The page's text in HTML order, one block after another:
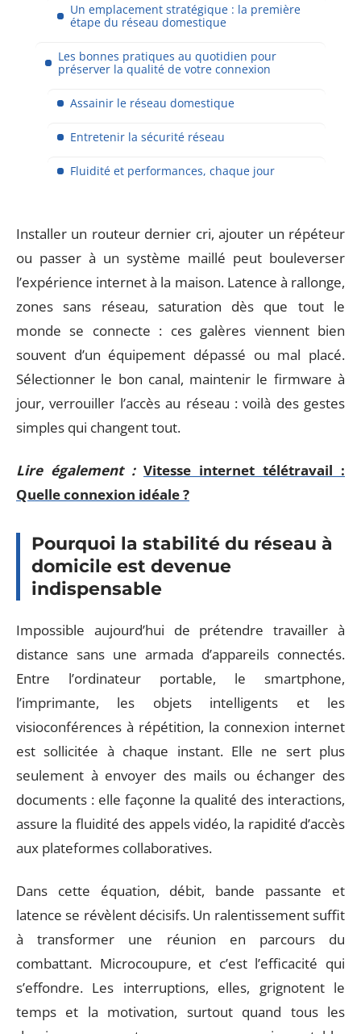
Un emplacement stratégique : la première
étape du réseau domestique
Les bonnes pratiques au quotidien pour
préserver la qualité de votre connexion
Assainir le réseau domestique
Entretenir la sécurité réseau
Fluidité et performances, chaque jour
Installer un routeur dernier cri, ajouter un répéteur
ou passer à un système maillé peut bouleverser
l’expérience internet à la maison. Latence à rallonge,
zones sans réseau, saturation dès que tout le
monde se connecte : ces galères viennent bien
souvent d’un équipement dépassé ou mal placé.
Sélectionner le bon canal, maintenir le firmware à
jour, verrouiller l’accès au réseau : voilà des gestes
simples qui changent tout.
Lire également : Vitesse internet télétravail :
Quelle connexion idéale ?
Pourquoi la stabilité du réseau à
domicile est devenue
indispensable
Impossible aujourd’hui de prétendre travailler à
distance sans une armada d’appareils connectés.
Entre l’ordinateur portable, le smartphone,
l’imprimante, les objets intelligents et les
visioconférences à répétition, la connexion internet
est sollicitée à chaque instant. Elle ne sert plus
seulement à envoyer des mails ou échanger des
documents : elle façonne la qualité des interactions,
assure la fluidité des appels vidéo, la rapidité d’accès
aux plateformes collaboratives.
Dans cette équation, débit, bande passante et
latence se révèlent décisifs. Un ralentissement suffit
à transformer une réunion en parcours du
combattant. Microcoupure, et c’est l’efficacité qui
s’effondre. Les interruptions, elles, grignotent le
temps et la motivation, surtout quand tous les